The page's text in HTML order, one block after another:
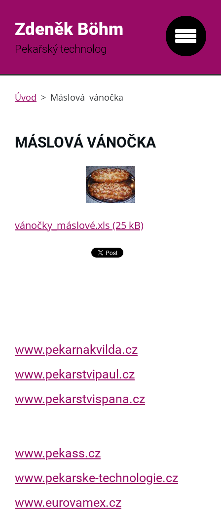
Zdeněk Böhm
Pekařský technolog
Úvod > Máslová vánočka
MÁSLOVÁ VÁNOČKA
vánočky_máslové.xls (25 kB)
www.pekarnakvilda.cz
www.pekarstvipaul.cz
www.pekarstvispana.cz
www.pekass.cz
www.pekarske-technologie.cz
www.eurovamex.cz